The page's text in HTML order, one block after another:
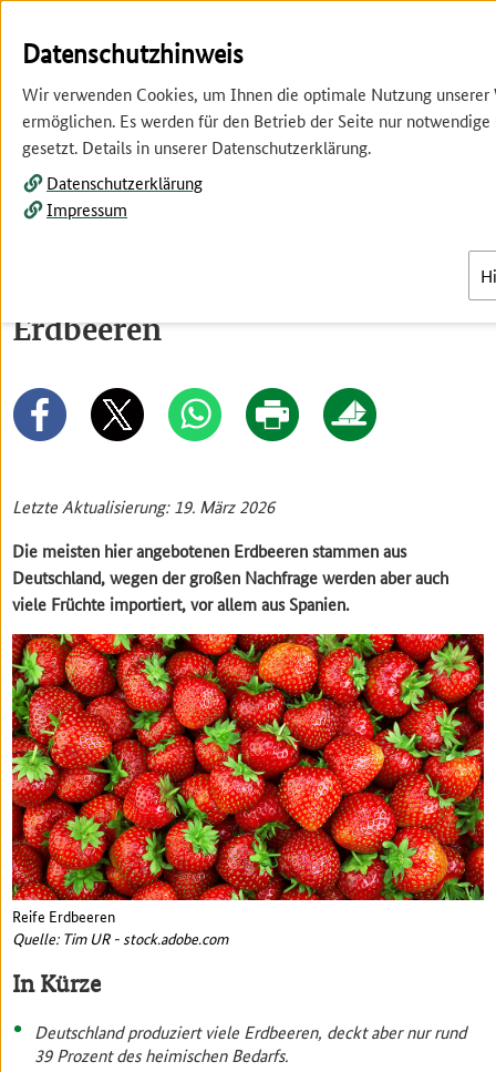
Springe
Hauptnavigation
Springe
Inhalt
Erdbeeren
Letzte Aktualisierung: 19. März 2026
Die meisten hier angebotenen Erdbeeren stammen aus
Deutschland, wegen der großen Nachfrage werden aber auch
viele Früchte importiert, vor allem aus Spanien.
Reife Erdbeeren
Quelle: Tim UR - stock.adobe.com
In Kürze
Deutschland produziert viele Erdbeeren, deckt aber nur rund
39 Prozent des heimischen Bedarfs.
Datenschutzhinweis
Wir verwenden Cookies, um Ihnen die optimale Nutzung unserer
ermöglichen. Es werden für den Betrieb der Seite nur notwendige
gesetzt. Details in unserer Datenschutzerklärung.
Datenschutzerklärung
Impressum